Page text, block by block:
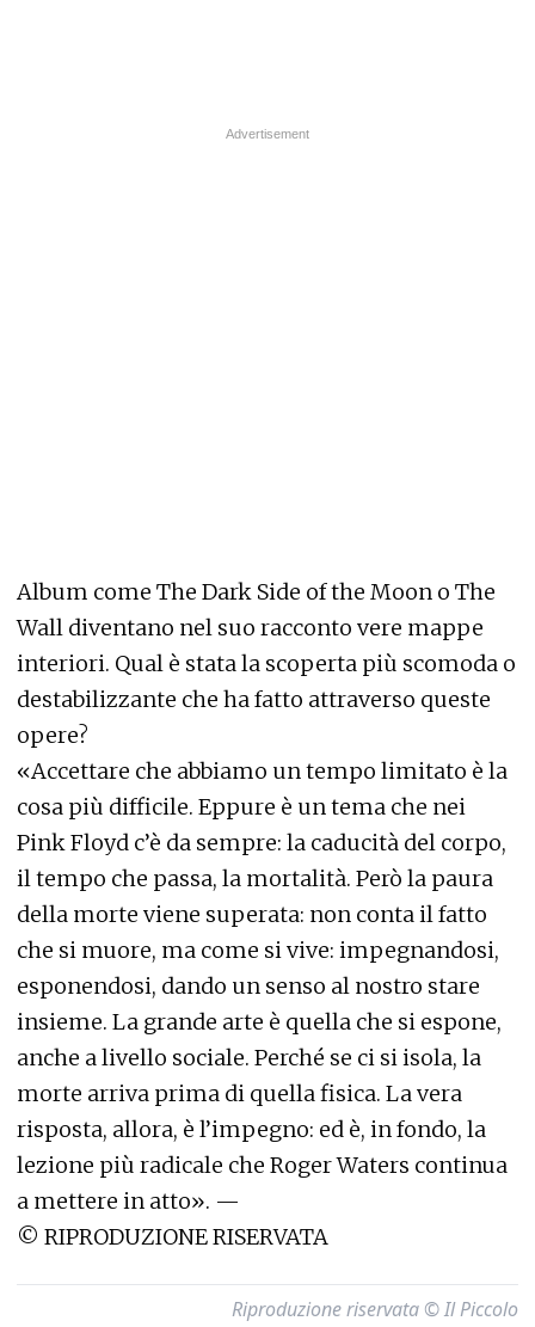
Album come The Dark Side of the Moon o The
Wall diventano nel suo racconto vere mappe
interiori. Qual è stata la scoperta più scomoda o
destabilizzante che ha fatto attraverso queste
opere?
«Accettare che abbiamo un tempo limitato è la
cosa più difficile. Eppure è un tema che nei
Pink Floyd c’è da sempre: la caducità del corpo,
il tempo che passa, la mortalità. Però la paura
della morte viene superata: non conta il fatto
che si muore, ma come si vive: impegnandosi,
esponendosi, dando un senso al nostro stare
insieme. La grande arte è quella che si espone,
anche a livello sociale. Perché se ci si isola, la
morte arriva prima di quella fisica. La vera
risposta, allora, è l’impegno: ed è, in fondo, la
lezione più radicale che Roger Waters continua
a mettere in atto». —
© RIPRODUZIONE RISERVATA
Riproduzione riservata © Il Piccolo